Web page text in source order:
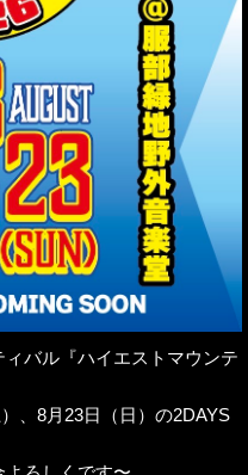
バル『ハイエストマウンテ
、8月23日（日）の2DAYS